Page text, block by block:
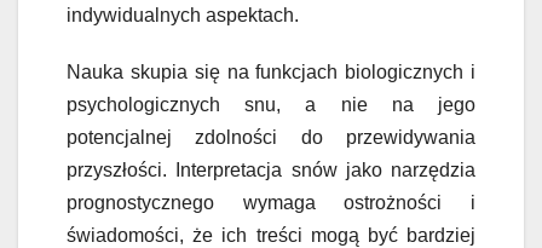
indywidualnych aspektach.
Nauka skupia się na funkcjach biologicznych i
psychologicznych snu, a nie na jego
potencjalnej zdolności do przewidywania
przyszłości. Interpretacja snów jako narzędzia
prognostycznego wymaga ostrożności i
świadomości, że ich treści mogą być bardziej